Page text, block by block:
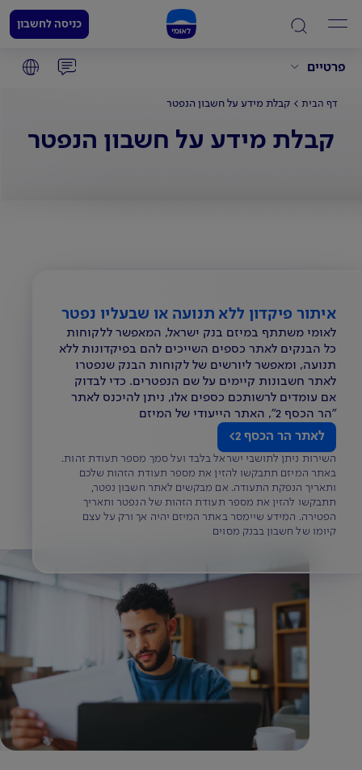
פרטיים
כניסה לחשבון
דף הבית קבלת מידע על חשבון הנפטר
קבלת מידע על חשבון הנפטר
איתור פיקדון ללא תנועה או שבעליו נפטר
לאומי משתתף במיזם בנק ישראל, המאפשר ללקוחות
כל הבנקים לאתר כספים השייכים להם בפיקדונות ללא
תנועה, ומאפשר ליורשים של לקוחות הבנק שנפטרו
לאתר חשבונות קיימים על שם הנפטרים. כדי לבדוק
אם עומדים לרשותכם כספים אלו, ניתן להיכנס לאתר
"הר הכסף 2", האתר הייעודי של המיזם
לאתר הר הכסף 2
השירות ניתן לתושבי ישראל בלבד ועל סמך מספר תעודת זהות.
באתר המיזם תתבקשו להזין את מספר תעודת הזהות שלכם
ותאריך הנפקת התעודה. אם מבקשים לאתר חשבון נפטר,
תתבקשו להזין את מספר תעודת הזהות של הנפטר ותאריך
הפטירה. המידע שיימסר באתר המיזם יהיה אך ורק על עצם
קיומו של חשבון בבנק מסוים